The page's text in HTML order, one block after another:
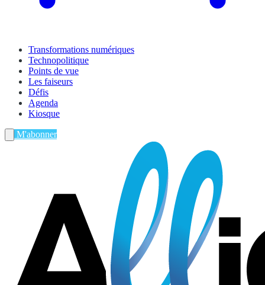
Transformations numériques
Technopolitique
Points de vue
Les faiseurs
Défis
Agenda
Kiosque
M'abonner